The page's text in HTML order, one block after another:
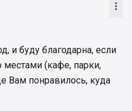

и буду благодарна, если
местами (кафе, парки,
Вам понравилось, куда